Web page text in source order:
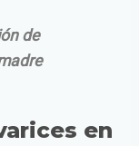
de
en